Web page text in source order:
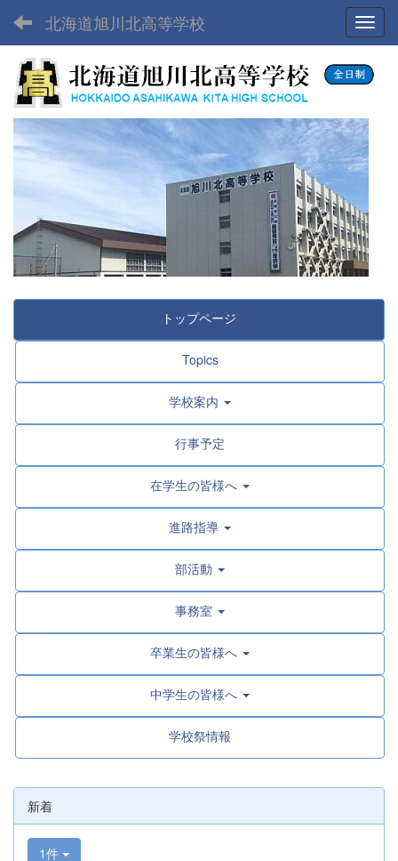
北海道旭川北高等学校
トップページ
Topics
学校案内
行事予定
在学生の皆様へ
進路指導
部活動
事務室
卒業生の皆様へ
中学生の皆様へ
学校祭情報
新着
1件